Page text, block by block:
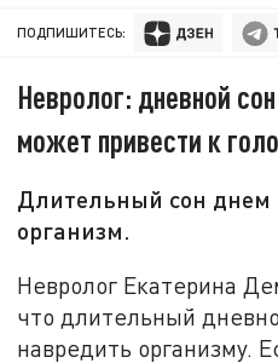
ПОДПИШИТЕСЬ:
Невролог: дневной
может привести к
Длительный сон днем
организм.
Невролог Екатерина
что длительный
навредить организму.